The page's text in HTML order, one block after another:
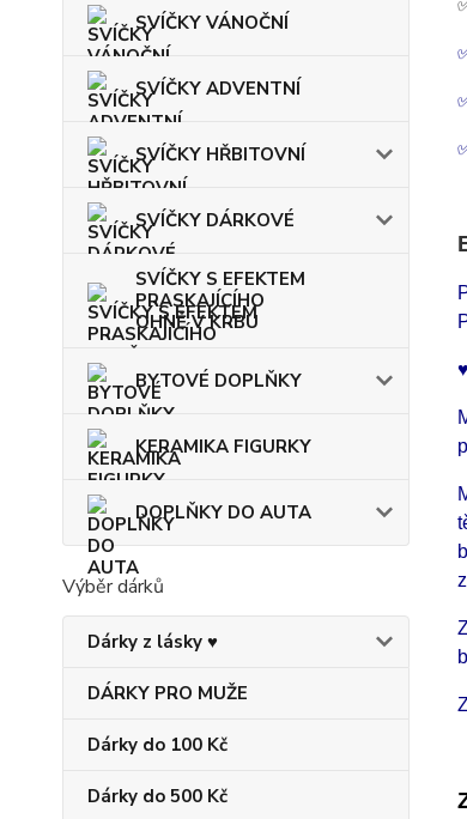
SVÍČKY VÁNOČNÍ
SVÍČKY ADVENTNÍ
SVÍČKY HŘBITOVNÍ
SVÍČKY DÁRKOVÉ
SVÍČKY S EFEKTEM
PRASKAJÍCÍHO
OHNĚ V KRBU
BYTOVÉ DOPLŇKY
KERAMIKA FIGURKY
DOPLŇKY DO AUTA
Výběr dárků
Dárky z lásky ♥
DÁRKY PRO MUŽE
Dárky do 100 Kč
Dárky do 500 Kč